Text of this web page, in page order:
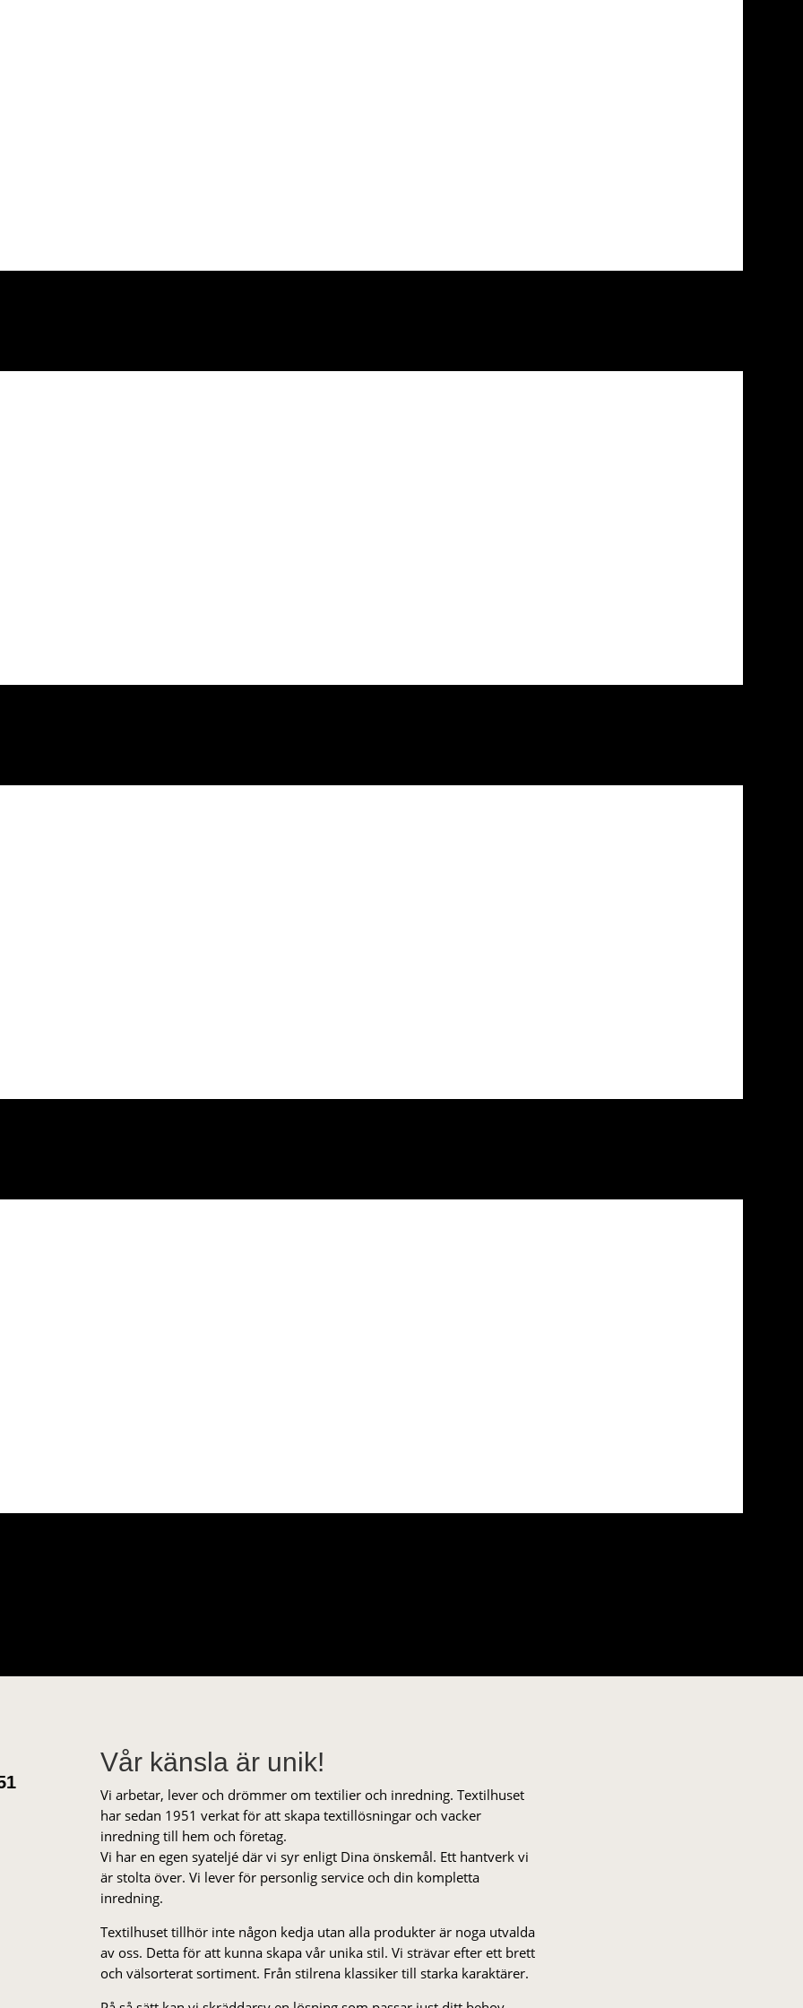
Vår känsla är unik!
Vi arbetar, lever och drömmer om textilier och inredning. Textilhuset
har sedan 1951 verkat för att skapa textillösningar och vacker
inredning till hem och företag.
Vi har en egen syateljé där vi syr enligt Dina önskemål. Ett hantverk vi
är stolta över. Vi lever för personlig service och din kompletta
inredning.
Textilhuset tillhör inte någon kedja utan alla produkter är noga utvalda
av oss. Detta för att kunna skapa vår unika stil. Vi strä­var efter ett brett
och välsorterat sor­ti­ment. Från stil­rena klas­siker till starka karaktärer.